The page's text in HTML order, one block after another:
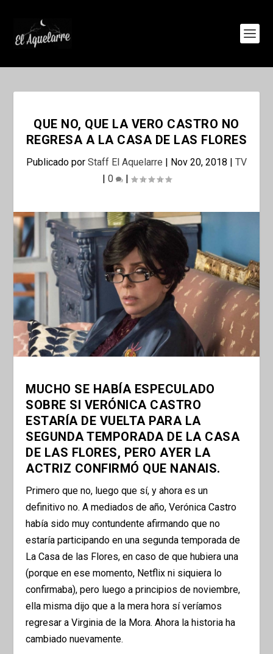
QUE NO, QUE LA VERO CASTRO NO
REGRESA A LA CASA DE LAS FLORES
Publicado por Staff El Aquelarre | Nov 20, 2018 | TV
| 0 |
MUCHO SE HABÍA ESPECULADO
SOBRE SI VERÓNICA CASTRO
ESTARÍA DE VUELTA PARA LA
SEGUNDA TEMPORADA DE LA CASA
DE LAS FLORES, PERO AYER LA
ACTRIZ CONFIRMÓ QUE NANAIS.
Primero que no, luego que sí, y ahora es un
definitivo no. A mediados de año, Verónica Castro
había sido muy contundente afirmando que no
estaría participando en una segunda temporada de
La Casa de las Flores, en caso de que hubiera una
(porque en ese momento, Netflix ni siquiera lo
confirmaba), pero luego a principios de noviembre,
ella misma dijo que a la mera hora sí veríamos
regresar a Virginia de la Mora. Ahora la historia ha
cambiado nuevamente.